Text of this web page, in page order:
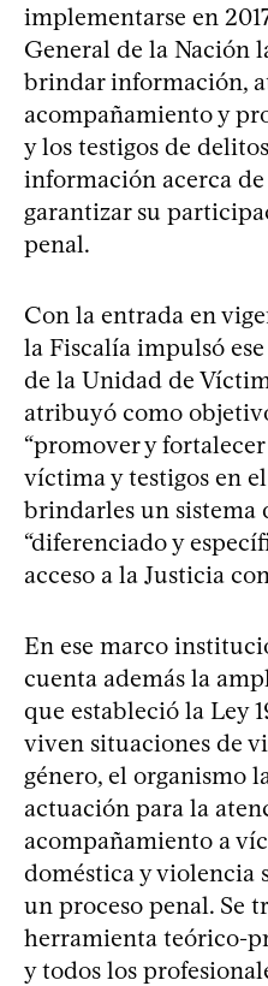
implementarse en
General de la Nación
brindar información,
acompañamiento y
y los testigos de
información acerca de
garantizar su
penal.
Con la entrada en
la Fiscalía impulsó
de la Unidad de
atribuyó como
“promover y
víctima y testigos en
brindarles un sistema
“diferenciado y
acceso a la Justicia
En ese marco
cuenta además la
que estableció la Ley
viven situaciones de
género, el organismo
actuación para la
acompañamiento a
doméstica y violencia
un proceso penal. Se
herramienta teórico-
y todos los